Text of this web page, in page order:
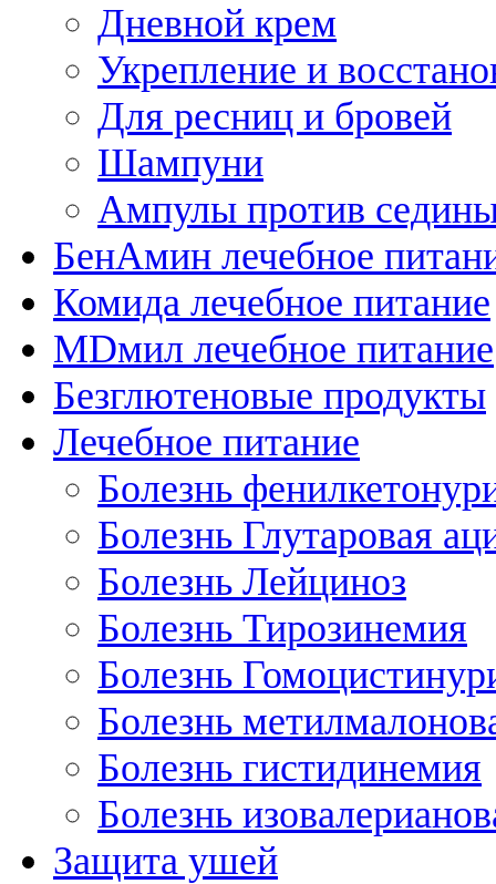
Дневной крем
Укрепление и
Для ресниц и бровей
Шампуни
Ампулы против
БенАмин лечебное
Комида лечебное питание
MDмил лечебное питание
Безглютеновые продукты
Лечебное питание
Болезнь
Болезнь Глутаровая
Болезнь Лейциноз
Болезнь Тирозинемия
Болезнь
Болезнь
Болезнь гистидинемия
Болезнь
Защита ушей